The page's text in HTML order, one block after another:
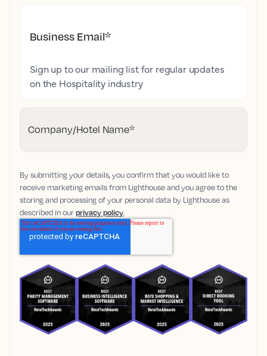
Business Email*
Sign up to our mailing list for regular updates
on the Hospitality industry
Company/Hotel Name*
By submitting your details, you confirm that you would like to
receive marketing emails from Lighthouse and you agree to the
storing and processing of your personal data by Lighthouse as
described in ourprivacy policy.